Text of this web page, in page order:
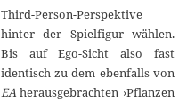
Third-Person-Perspektive
hinter der Spielfigur wählen.
Bis auf Ego-Sicht also fast
identisch zu dem ebenfalls von
EAherausgebrachten ›Pflanzen